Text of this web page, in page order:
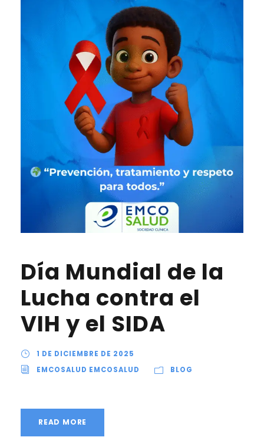
Día Mundial de la
Lucha contra el
VIH y el SIDA
1 DE DICIEMBRE DE 2025
EMCOSALUD EMCOSALUD
BLOG
READ MORE